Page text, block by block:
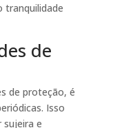
tranquilidade
de
de proteção, é
Isso
sujeira e